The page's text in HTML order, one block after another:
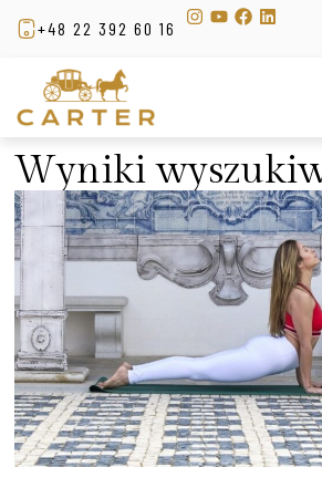
+48 22 392 60 16
Wyniki